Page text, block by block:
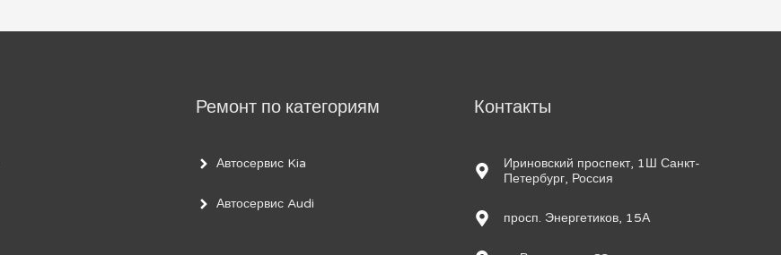
Ремонт по категориям
Автосервис Kia
Автосервис Audi
Контакты
Ириновский проспект, 1Ш Санкт-
Петербург, Россия
просп. Энергетиков, 15А